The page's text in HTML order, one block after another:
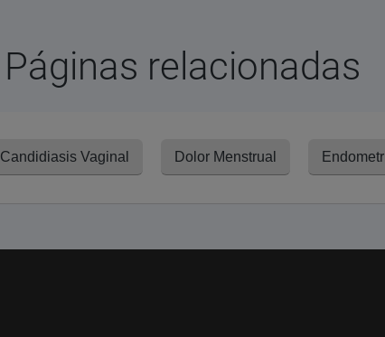
Páginas relacionadas
Candidiasis Vaginal Dolor Menstrual